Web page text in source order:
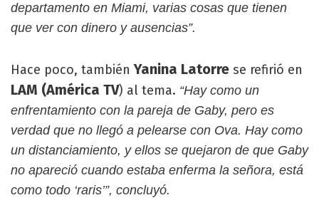
departamento en Miami, varias cosas que tienen
que ver con dinero y ausencias”.
Hace poco, tambiénYanina Latorre se refirió en
LAM (América TV) al tema. “Hay como un
enfrentamiento con la pareja de Gaby, pero es
verdad que no llegó a pelearse con Ova. Hay como
un distanciamiento, y ellos se quejaron de que Gaby
no apareció cuando estaba enferma la señora, está
como todo ‘raris’”, concluyó.